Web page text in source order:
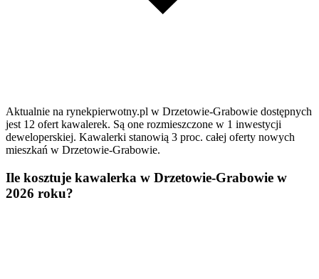
Aktualnie na rynekpierwotny.pl w Drzetowie-Grabowie dostępnych
jest 12 ofert kawalerek. Są one rozmieszczone w 1 inwestycji
deweloperskiej. Kawalerki stanowią 3 proc. całej oferty nowych
mieszkań w Drzetowie-Grabowie.
Ile kosztuje kawalerka w Drzetowie-Grabowie w
2026 roku?